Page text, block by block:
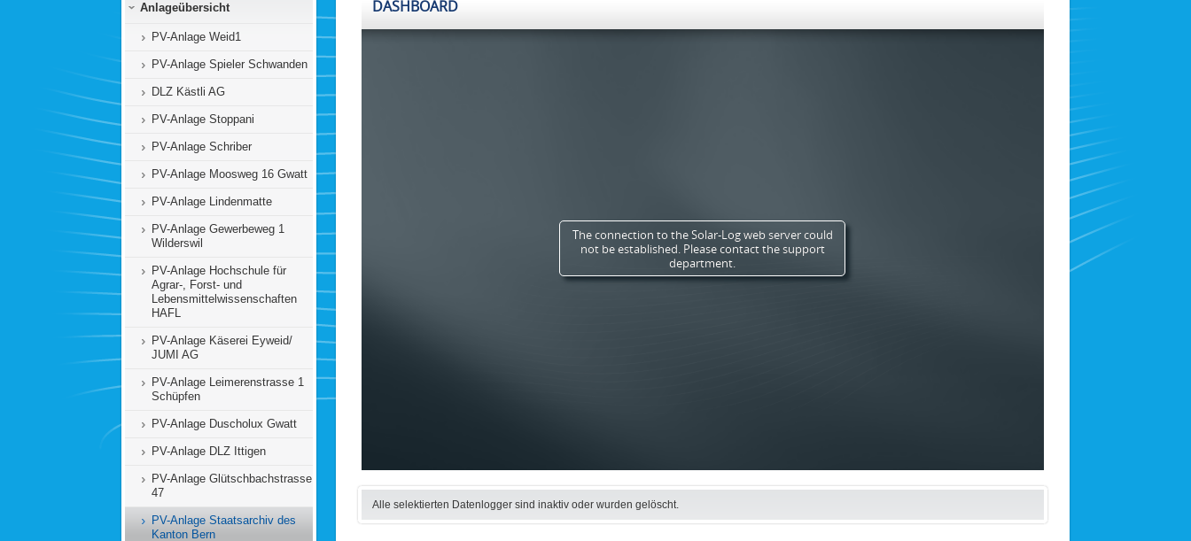
Anlageübersicht
PV-Anlage Weid1
PV-Anlage Spieler Schwanden
DLZ Kästli AG
PV-Anlage Stoppani
PV-Anlage Schriber
PV-Anlage Moosweg 16 Gwatt
PV-Anlage Lindenmatte
PV-Anlage Gewerbeweg 1
Wilderswil
PV-Anlage Hochschule für
Agrar-, Forst- und
Lebensmittelwissenschaften
HAFL
PV-Anlage Käserei Eyweid/
JUMI AG
PV-Anlage Leimerenstrasse 1
Schüpfen
PV-Anlage Duscholux Gwatt
PV-Anlage DLZ Ittigen
PV-Anlage Glütschbachstrasse
47
PV-Anlage Staatsarchiv des
Kanton Bern
Alle selektierten Datenlogger sind inaktiv oder wurden gelöscht.